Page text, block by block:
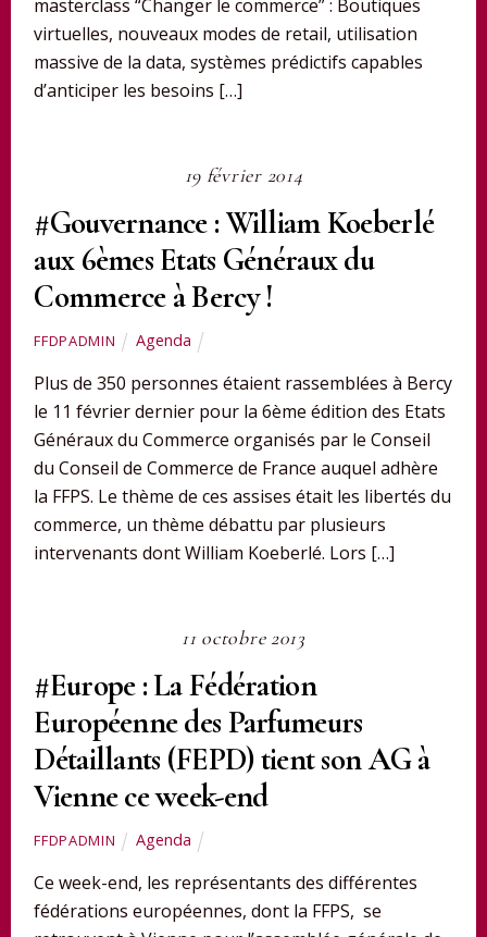
masterclass “Changer le commerce” : Boutiques
virtuelles, nouveaux modes de retail, utilisation
massive de la data, systèmes prédictifs capables
d’anticiper les besoins […]
19 février 2014
#Gouvernance : William Koeberlé
aux 6èmes Etats Généraux du
Commerce à Bercy !
FFDPADMIN Agenda
Plus de 350 personnes étaient rassemblées à Bercy
le 11 février dernier pour la 6ème édition des Etats
Généraux du Commerce organisés par le Conseil
du Conseil de Commerce de France auquel adhère
la FFPS. Le thème de ces assises était les libertés du
commerce, un thème débattu par plusieurs
intervenants dont William Koeberlé. Lors […]
11 octobre 2013
#Europe : La Fédération
Européenne des Parfumeurs
Détaillants (FEPD) tient son AG à
Vienne ce week-end
FFDPADMIN Agenda
Ce week-end, les représentants des différentes
fédérations européennes, dont la FFPS, se